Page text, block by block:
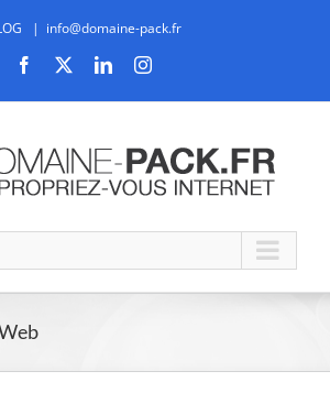
| info@domaine-pack.fr
Facebook LinkedInInstagram